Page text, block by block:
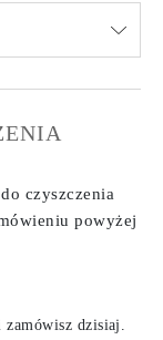
czyszczenia
powyżej
zamówisz dzisiaj.